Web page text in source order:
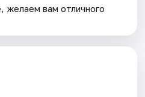
желаем вам отличного